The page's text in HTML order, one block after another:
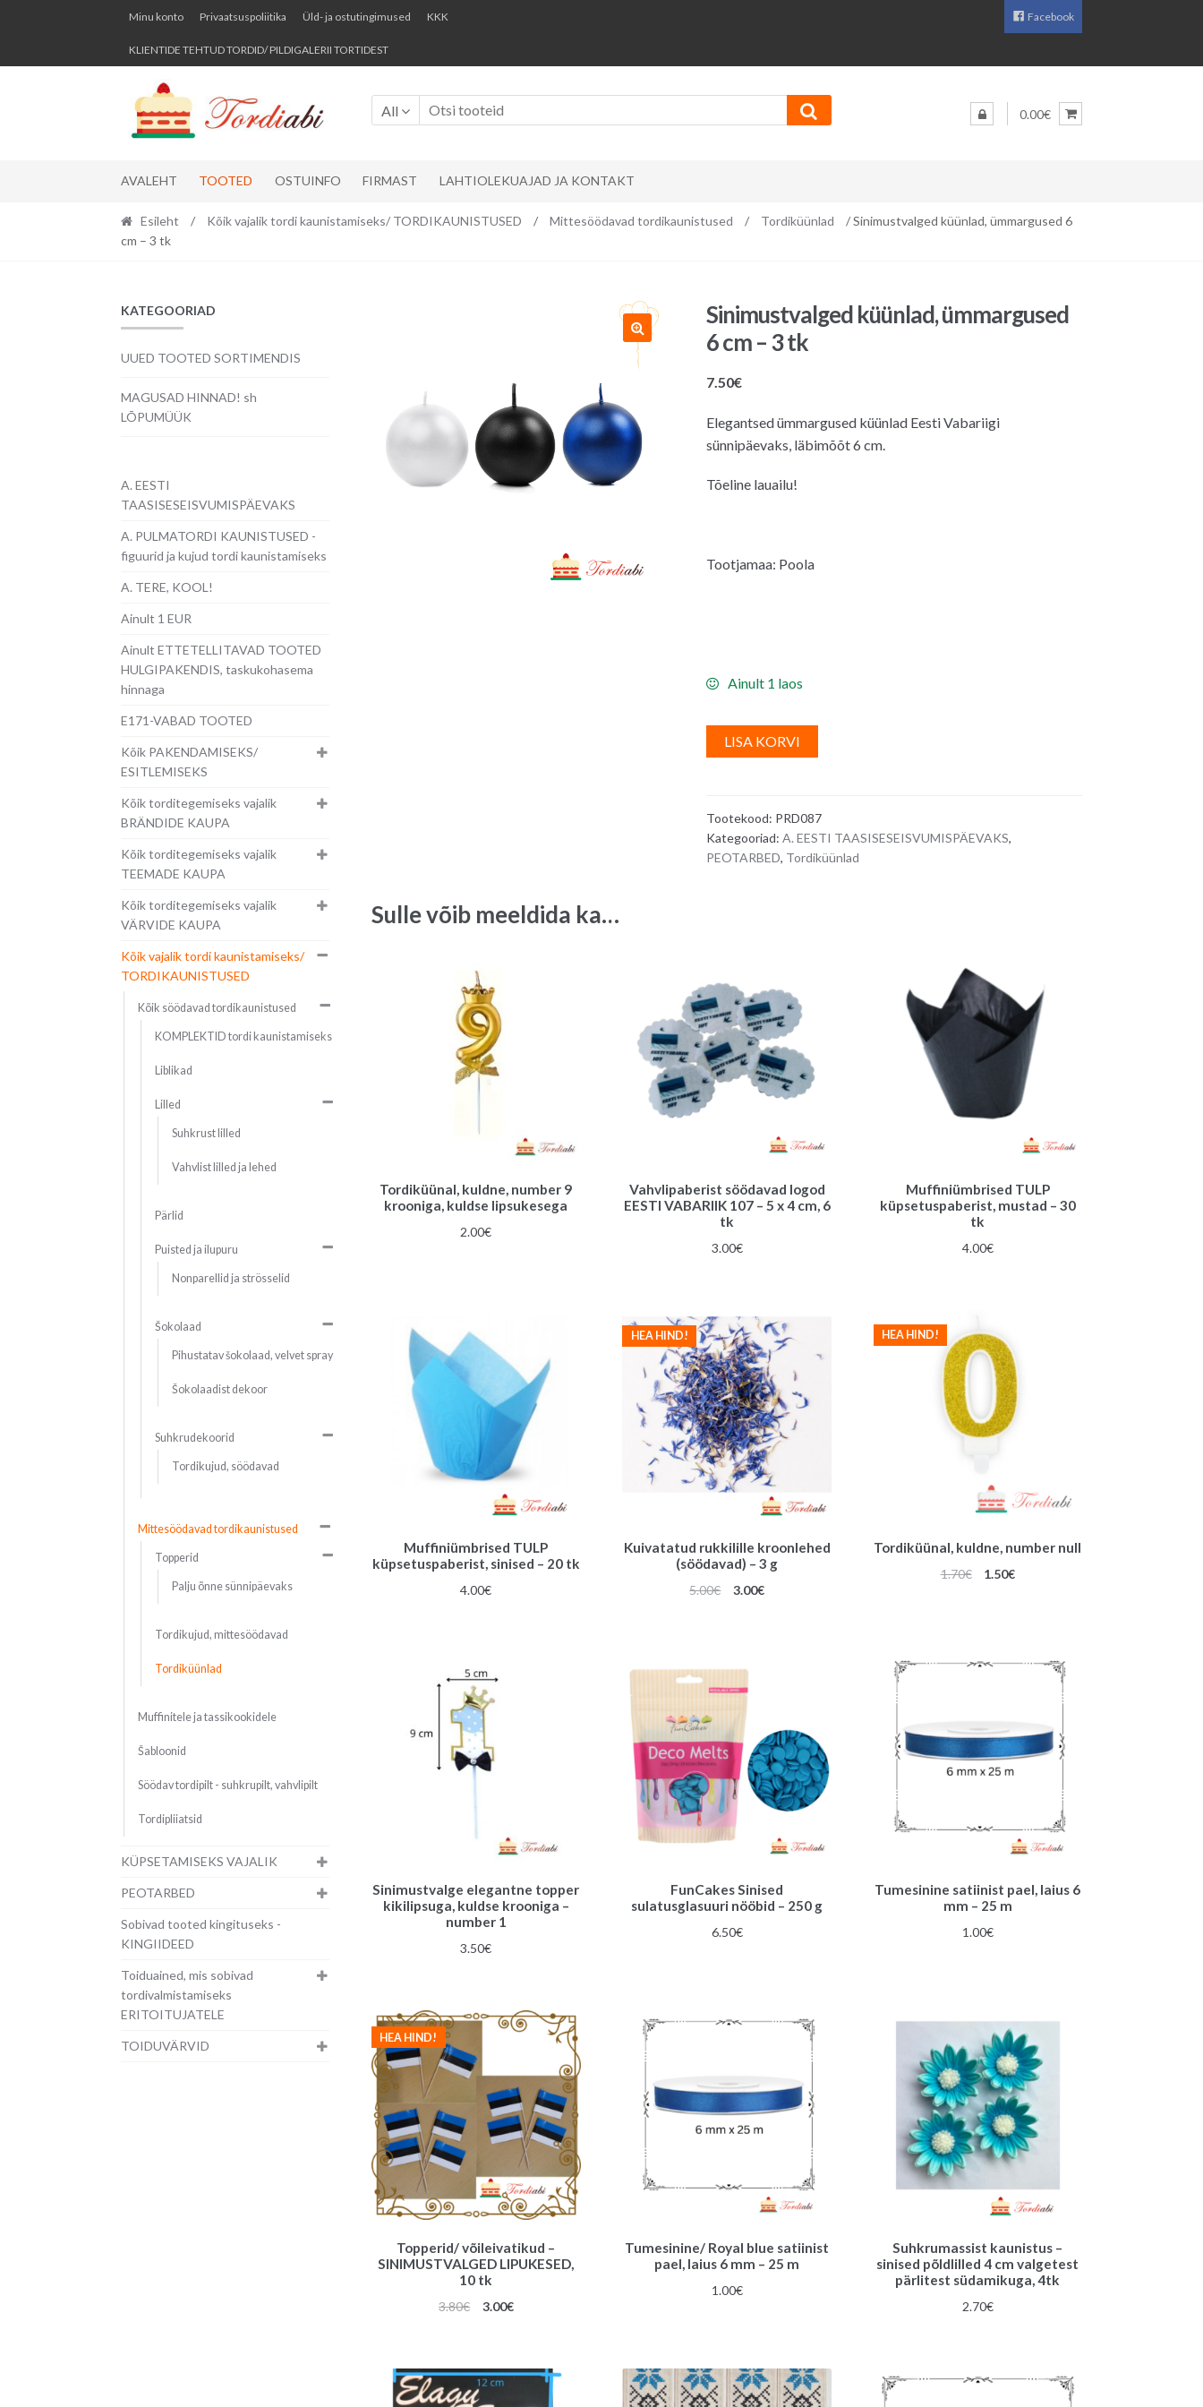
Skip
navigation
Skip
content
Minu konto Privaatsuspoliitika Üld- ja ostutingimused KKK
KLIENTIDE TEHTUD TORDID/ PILDIGALERII TORTIDEST
Facebook
All 0.00€
AVALEHT TOOTED OSTUINFO FIRMAST LAHTIOLEKUAJAD JA KONTAKT
Esileht / Kõik vajalik tordi kaunistamiseks/ TORDIKAUNISTUSED / Mittesöödavad tordikaunistused / Tordiküünlad
/ Sinimustvalged küünlad, ümmargused 6
cm – 3 tk
Sinimustvalged küünlad, ümmargused
6 cm – 3 tk
7.50€
Elegantsed ümmargused küünlad Eesti Vabariigi
sünnipäevaks, läbimõõt 6 cm.
Tõeline lauailu!
Tootjamaa: Poola
Ainult 1 laos
LISA KORVI
l
r
Tootekood: PRD087
Kategooriad: A. EESTI TAASISESEISVUMISPÄEVAKS,
PEOTARBED, Tordiküünlad
Sulle võib meeldida ka…
Tordiküünal, kuldne, number 9
krooniga, kuldse lipsukesega
2.00€
Vahvlipaberist söödavad logod
EESTI VABARIIK 107 – 5 x 4 cm, 6
tk
3.00€
Muffiniümbrised TULP
küpsetuspaberist, mustad – 30
tk
4.00€
Muffiniümbrised TULP
küpsetuspaberist, sinised – 20 tk
4.00€
Kuivatatud rukkilille kroonlehed
(söödavad) – 3 g
HEA HIND!
5.00€
Algne
3.00€Praegune
Tordiküünal, kuldne, number null
HEA HIND!
1.70€
Algne
1.50€Praegune
Sinimustvalge elegantne topper
kikilipsuga, kuldse krooniga –
number 1
3.50€
FunCakes Sinised
sulatusglasuuri nööbid – 250 g
6.50€
Tumesinine satiinist pael, laius 6
mm – 25 m
1.00€
Topperid/ võileivatikud –
SINIMUSTVALGED LIPUKESED,
10 tk
HEA HIND!
3.80€
Algne
3.00€Praegune
Tumesinine/ Royal blue satiinist
pael, laius 6 mm – 25 m
1.00€
Suhkrumassist kaunistus –
sinised põldlilled 4 cm valgetest
pärlitest südamikuga, 4tk
2.70€
KATEGOORIAD
UUED TOOTED SORTIMENDIS
MAGUSAD HINNAD! sh
LÕPUMÜÜK
A. EESTI
TAASISESEISVUMISPÄEVAKS
A. PULMATORDI KAUNISTUSED -
figuurid ja kujud tordi kaunistamiseks
A. TERE, KOOL!
Ainult 1 EUR
Ainult ETTETELLITAVAD TOOTED
HULGIPAKENDIS, taskukohasema
hinnaga
E171-VABAD TOOTED
Kõik PAKENDAMISEKS/
ESITLEMISEKS
Kõik torditegemiseks vajalik
BRÄNDIDE KAUPA
Kõik torditegemiseks vajalik
TEEMADE KAUPA
Kõik torditegemiseks vajalik
VÄRVIDE KAUPA
Kõik vajalik tordi kaunistamiseks/
TORDIKAUNISTUSED
Kõik söödavad tordikaunistused
KOMPLEKTID tordi kaunistamiseks
Liblikad
Lilled
Suhkrust lilled
Vahvlist lilled ja lehed
Pärlid
Puisted ja ilupuru
Nonparellid ja strösselid
Šokolaad
Pihustatav šokolaad, velvet spray
Šokolaadist dekoor
Suhkrudekoorid
Tordikujud, söödavad
Mittesöödavad tordikaunistused
Topperid
Palju õnne sünnipäevaks
Tordikujud, mittesöödavad
Tordiküünlad
Muffinitele ja tassikookidele
Šabloonid
Söödav tordipilt - suhkrupilt, vahvlipilt
Tordipliiatsid
KÜPSETAMISEKS VAJALIK
PEOTARBED
Sobivad tooted kingituseks -
KINGIIDEED
Toiduained, mis sobivad
tordivalmistamiseks
ERITOITUJATELE
TOIDUVÄRVID